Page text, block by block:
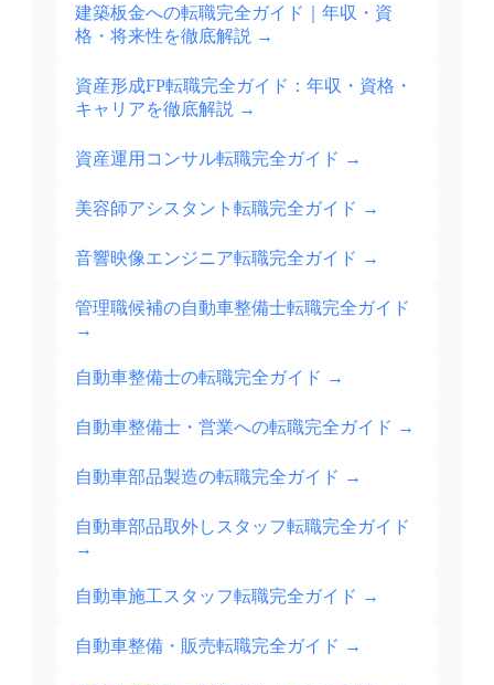
建築板金への転職完全ガイド｜年収・資
格・将来性を徹底解説 →
資産形成FP転職完全ガイド：年収・資格・
キャリアを徹底解説 →
資産運用コンサル転職完全ガイド →
美容師アシスタント転職完全ガイド →
音響映像エンジニア転職完全ガイド →
管理職候補の自動車整備士転職完全ガイド
→
自動車整備士の転職完全ガイド →
自動車整備士・営業への転職完全ガイド →
自動車部品製造の転職完全ガイド →
自動車部品取外しスタッフ転職完全ガイド
→
自動車施工スタッフ転職完全ガイド →
自動車整備・販売転職完全ガイド →